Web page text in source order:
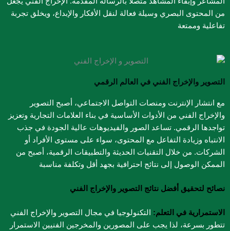
من المحتوى البصري وسيلة فعالة لنقل الأفكار والإبداع، ويخلق تجربة
تفاعلية وممتعة
التصوير والإخراج الفني في العالم الرقمي
مع انتشار الإنترنت ومنصات التواصل الاجتماعي، أصبح التصوير
والإخراج الفني من الأدوات الأساسية في بناء العلامات التجارية وتعزيز
تواجدها الرقمي. تساعد الصور والفيديوهات عالية الجودة في جذب
الانتباه وزيادة التفاعل مع المحتوى، سواء على مستوى الأفراد أو
الشركات. من خلال التقنيات الحديثة والتطبيقات الرقمية، أصبح من
الممكن الوصول إلى نتائج احترافية بجهد أقل وتكلفة مناسبة
نصائح لتحقيق أفضل نتائج التصوير والإخراج الفني
الاستمرارية في التعلم: التكنولوجيا في مجال التصوير والإخراج الفني
تتطور بسرعة، لذا يجب على المصورين والمخرجين الفنيين الاستمرار